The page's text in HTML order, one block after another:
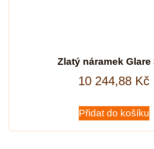
Zlatý náramek Glare
10 244,88 Kč
Přidat do košíku